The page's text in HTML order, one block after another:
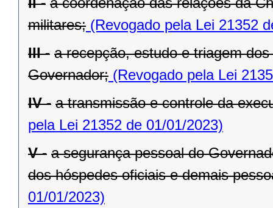
militares; (Revogado pela Lei 21352
III - a recepção, estudo e triagem
Governador; (Revogado pela Lei
IV - a transmissão e controle da
pela Lei 21352 de 01/01/2023)
V - a segurança pessoal do
dos hóspedes oficiais e demais
01/01/2023)